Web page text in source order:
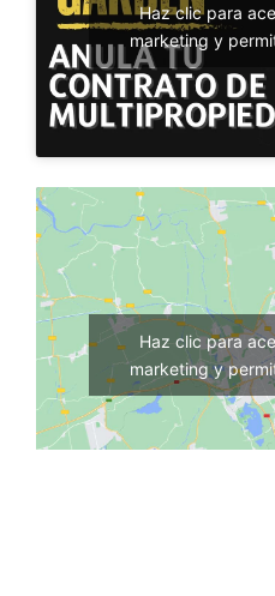
Haz clic para
marketing y
Haz clic para
marketing y